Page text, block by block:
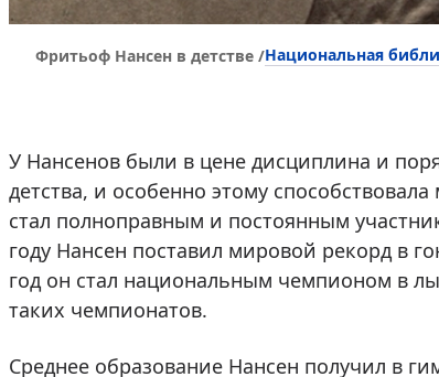
Фритьоф Нансен в детстве /Национальная
У Нансенов были в цене дисциплина и
детства, и особенно этому
стал полноправным и постоянным
году Нансен поставил мировой рекорд в
год он стал национальным чемпионом в
таких чемпионатов.
Среднее образование Нансен получил в